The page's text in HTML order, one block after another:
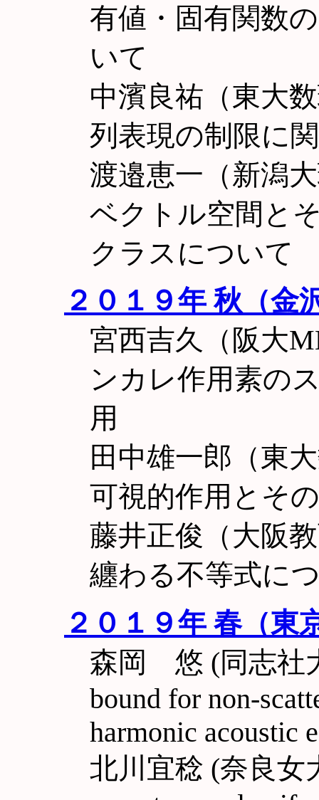
有値・固有関数
いて
中濱良祐（東大
列表現の制限に
渡邉恵一（新潟
ベクトル空間と
クラスについて
２０１９年 秋（金
宮西吉久（阪大
ンカレ作用素の
用
田中雄一郎（東
可視的作用とそ
藤井正俊（大阪
纏わる不等式に
２０１９年 春（東
森岡 悠 (同志社
bound for non-
harmonic acoustic
北川宜稔 (奈良女